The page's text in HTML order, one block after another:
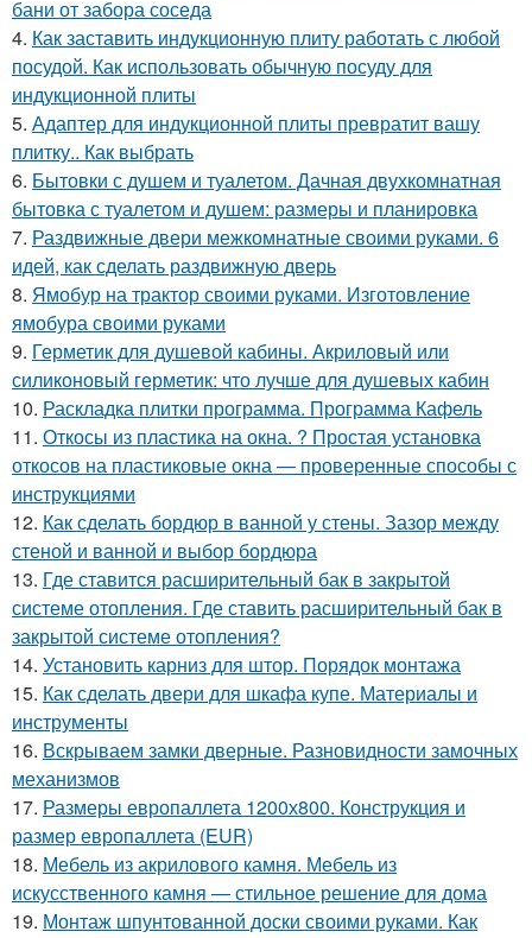
бани от забора соседа
4. Как заставить индукционную плиту работать с любой
посудой. Как использовать обычную посуду для
индукционной плиты
5. Адаптер для индукционной плиты превратит вашу
плитку.. Как выбрать
6. Бытовки с душем и туалетом. Дачная двухкомнатная
бытовка с туалетом и душем: размеры и планировка
7. Раздвижные двери межкомнатные своими руками. 6
идей, как сделать раздвижную дверь
8. Ямобур на трактор своими руками. Изготовление
ямобура своими руками
9. Герметик для душевой кабины. Акриловый или
силиконовый герметик: что лучше для душевых кабин
10. Раскладка плитки программа. Программа Кафель
11. Откосы из пластика на окна. ? Простая установка
откосов на пластиковые окна — проверенные способы с
инструкциями
12. Как сделать бордюр в ванной у стены. Зазор между
стеной и ванной и выбор бордюра
13. Где ставится расширительный бак в закрытой
системе отопления. Где ставить расширительный бак в
закрытой системе отопления?
14. Установить карниз для штор. Порядок монтажа
15. Как сделать двери для шкафа купе. Материалы и
инструменты
16. Вскрываем замки дверные. Разновидности замочных
механизмов
17. Размеры европаллета 1200х800. Конструкция и
размер европаллета (EUR)
18. Мебель из акрилового камня. Мебель из
искусственного камня — стильное решение для дома
19. Монтаж шпунтованной доски своими руками. Как